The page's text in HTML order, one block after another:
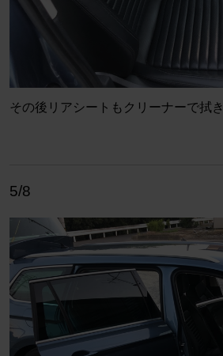
その後リアシートもクリーナーで拭き
5/8